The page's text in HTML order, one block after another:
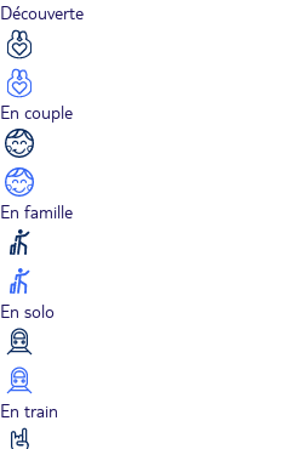
Découverte
En couple
En famille
En solo
En train